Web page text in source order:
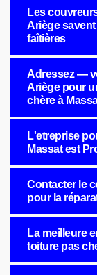
Les
Ariège
faîtières
Adressez —
Ariège pour
chère à
L'etreprise
Massat est
Contacter le
pour la
La meilleure
toiture pas